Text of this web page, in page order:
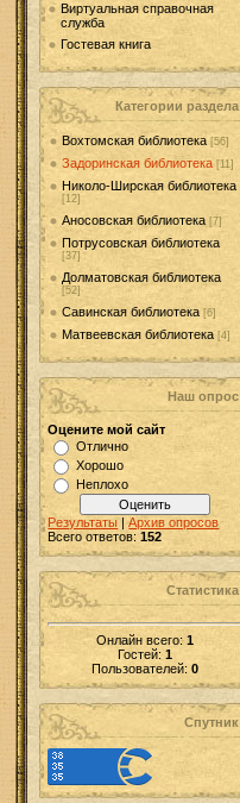
Виртуальная справочная
служба
Гостевая книга
Категории раздела
Вохтомская библиотека [56]
Задоринская библиотека [11]
Николо-Ширская библиотека
[12]
Аносовская библиотека [7]
Потрусовская библиотека
[37]
Долматовская библиотека
[52]
Савинская библиотека [6]
Матвеевская библиотека [4]
Наш опрос
Оцените мой сайт
Отлично
Хорошо
Неплохо
Результаты |Архив опросов
Всего ответов:152
Статистика
Онлайн всего:1
Гостей:1
Пользователей:0
Спутник